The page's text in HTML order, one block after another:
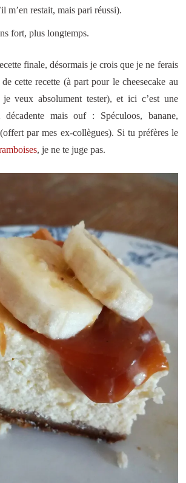
m’en restait, mais pari réussi).
fort, plus longtemps.
finale, désormais je crois que je ne ferais
cette recette (à part pour le cheesecake au
veux absolument tester), et ici c’est une
décadente mais ouf : Spéculoos, banane,
par mes ex-collègues). Si tu préfères le
, je ne te juge pas.